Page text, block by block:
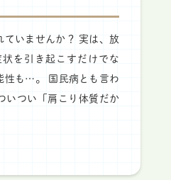
ていませんか？ 実は、放
を引き起こすだけでな
性も…。 国民病とも言わ
いつい「肩こり体質だか